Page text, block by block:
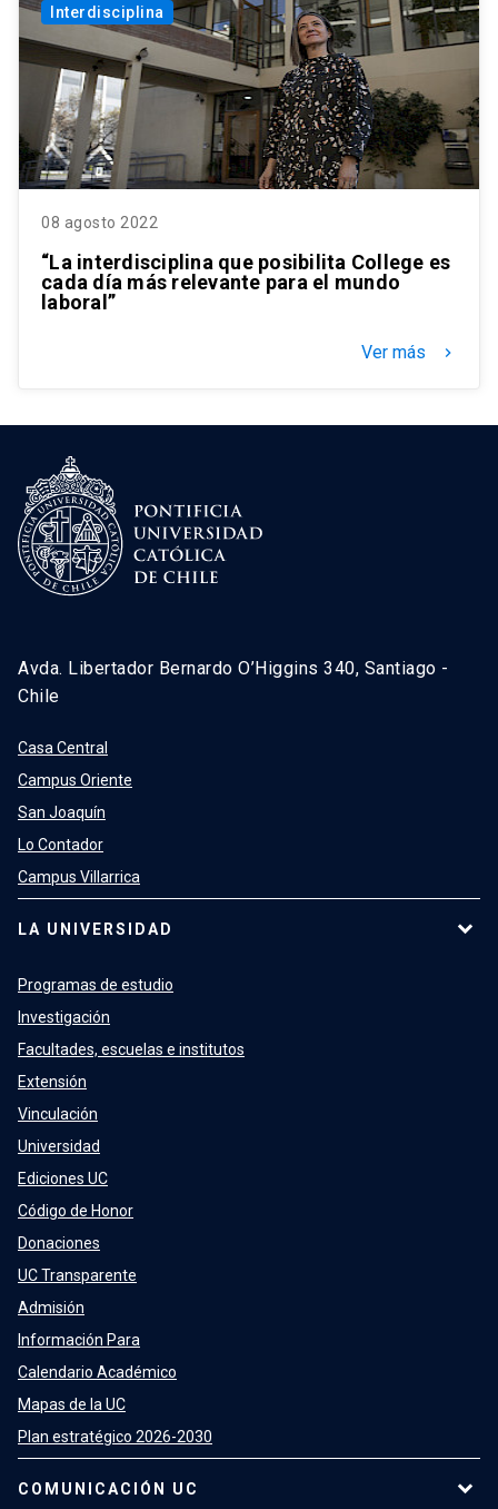
Interdisciplina
08 agosto 2022
“La interdisciplina que posibilita College es
cada día más relevante para el mundo
laboral”
Ver más keyboard_arrow_right
Avda. Libertador Bernardo O’Higgins 340, Santiago -
Chile
Casa Central
Campus Oriente
San Joaquín
Lo Contador
Campus Villarrica
LA UNIVERSIDAD
Programas de estudio
Investigación
Facultades, escuelas e institutos
Extensión
Vinculación
Universidad
Ediciones UC
Código de Honor
Donaciones
UC Transparente
Admisión
Información Para
Calendario Académico
Mapas de la UC
Plan estratégico 2026-2030
COMUNICACIÓN UC